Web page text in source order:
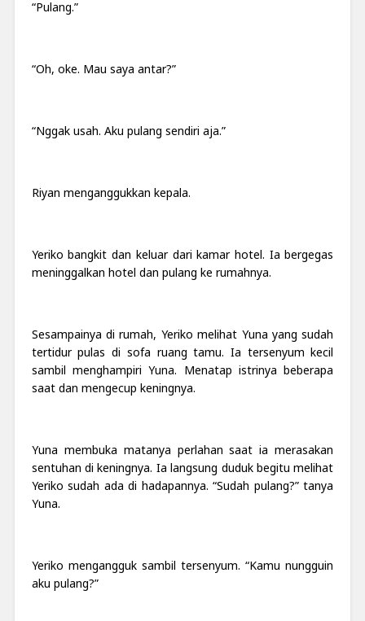
“Pulang.”
“Oh, oke. Mau saya antar?”
“Nggak usah. Aku pulang sendiri aja.”
Riyan menganggukkan kepala.
Yeriko bangkit dan keluar dari kamar hotel. Ia bergegas
meninggalkan hotel dan pulang ke rumahnya.
Sesampainya di rumah, Yeriko melihat Yuna yang sudah
tertidur pulas di sofa ruang tamu. Ia tersenyum kecil
sambil menghampiri Yuna. Menatap istrinya beberapa
saat dan mengecup keningnya.
Yuna membuka matanya perlahan saat ia merasakan
sentuhan di keningnya. Ia langsung duduk begitu melihat
Yeriko sudah ada di hadapannya. “Sudah pulang?” tanya
Yuna.
Yeriko mengangguk sambil tersenyum. “Kamu nungguin
aku pulang?”